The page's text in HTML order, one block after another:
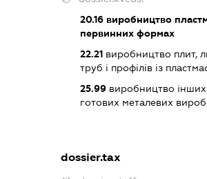
20.16 виробництво
первинних формах
22.21 виробництво плит,
труб і профілів із
25.99 виробництво інших
готових металевих
dossier.tax